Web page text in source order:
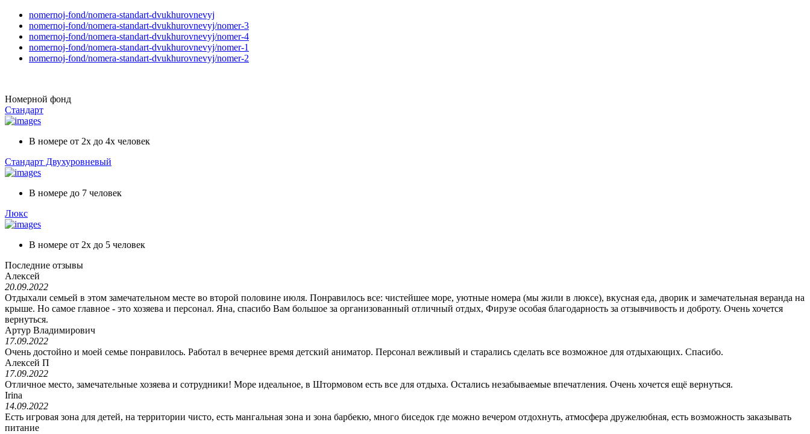
nomernoj-fond/nomera-standart-dvukhurovnevyj
nomernoj-fond/nomera-standart-dvukhurovnevyj/nomer-3
nomernoj-fond/nomera-standart-dvukhurovnevyj/nomer-4
nomernoj-fond/nomera-standart-dvukhurovnevyj/nomer-1
nomernoj-fond/nomera-standart-dvukhurovnevyj/nomer-2
Номерной фонд
Стандарт
В номере от 2х до 4х человек
Стандарт Двухуровневый
В номере до 7 человек
Люкс
В номере от 2х до 5 человек
Последние отзывы
Алексей
20.09.2022
Отдыхали семьей в этом замечательном месте во второй половине июля. Понравилось все: чистейшее море, уютные номера (мы жили в люксе), вкусная еда, дворик и замечательная веранда на
крыше. Но самое главное - это хозяева и персонал. Яна, спасибо Вам большое за организованный отличный отдых, Фирузе особая благодарность за отзывчивость и доброту. Очень хочется
вернуться.
Артур Владимирович
17.09.2022
Очень достойно и моей семье понравилось. Работал в вечернее время детский аниматор. Персонал вежливый и старались сделать все возможное для отдыхающих. Спасибо.
Алексей П
17.09.2022
Отличное место, замечательные хозяева и сотрудники! Море идеальное, в Штормовом есть все для отдыха. Остались незабываемые впечатления. Очень хочется ещё вернуться.
Irina
14.09.2022
Есть игровая зона для детей, на территории чисто, есть мангальная зона и зона барбекю, много биседок где можно вечером отдохнуть, атмосфера дружелюбная, есть возможность заказывать
питание